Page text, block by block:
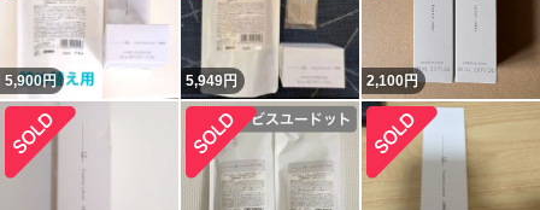
5,900円 5,949円 2,100円